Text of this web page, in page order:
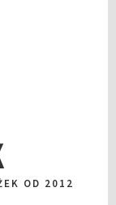
OD 2012